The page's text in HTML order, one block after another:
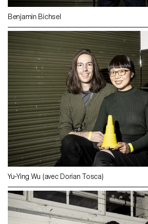
Benjamin Bichsel
Yu-Ying Wu (avec Dorian Tosca)